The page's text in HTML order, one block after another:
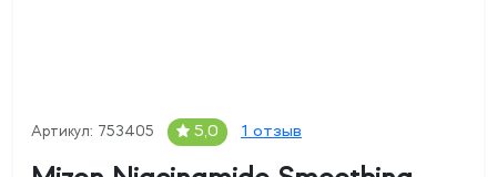
Артикул: 753405 5,0 1 отзыв